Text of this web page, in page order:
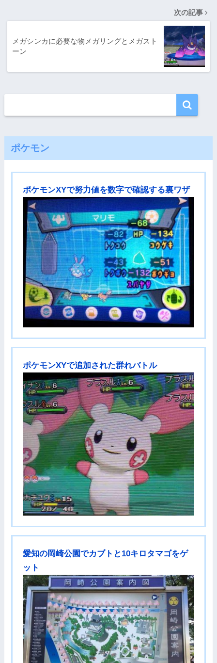
次の記事
メガシンカに必要な物メガリングとメガスト
ーン
ポケモン
ポケモンXYで努力値を数字で確認する裏ワザ
ポケモンXYで追加された群れバトル
愛知の岡崎公園でカブトと10キロタマゴをゲ
ット